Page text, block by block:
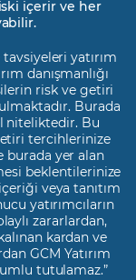
içerir ve her
yatırım
danışmanlığı
risk ve getiri
Burada
niteliktedir. Bu
tercihlerinize
burada yer alan
beklentilerinize
veya tanıtım
yatırımcıların
zararlardan,
kardan ve
GCM Yatırım
tutulamaz.”